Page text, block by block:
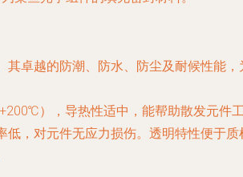
卓越的防潮、防水、防尘及耐候性能
），导热性适中，能帮助散发元件工
，对元件无应力损伤。透明特性便于质